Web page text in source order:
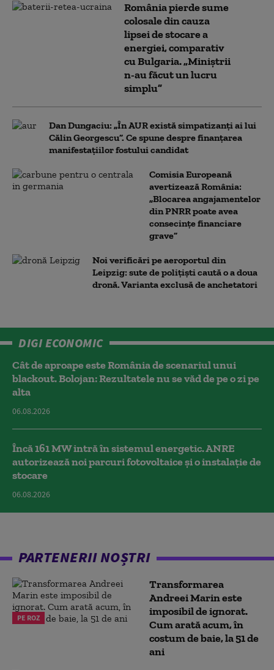
România pierde sume
colosale din cauza
lipsei de stocare a
energiei, comparativ
cu Bulgaria. „Miniștrii
n-au făcut un lucru
simplu”
Dan Dungaciu: „În AUR există simpatizanți ai lui
Călin Georgescu”. Ce spune despre finanțarea
manifestațiilor fostului candidat
Comisia Europeană
avertizează România:
„Blocarea angajamentelor
din PNRR poate avea
consecințe financiare
grave”
Noi verificări pe aeroportul din
Leipzig: sute de polițiști caută o a doua
dronă. Varianta exclusă de anchetatori
DIGI ECONOMIC
Cât de aproape este România de scenariul unui
blackout. Bolojan: Rezultatele nu se văd de pe o zi pe
alta
06.08.2026
Încă 161 MW intră în sistemul energetic. ANRE
autorizează noi parcuri fotovoltaice și o instalație de
stocare
06.08.2026
PARTENERII NOȘTRI
PE ROZ
Transformarea
Andreei Marin este
imposibil de ignorat.
Cum arată acum, în
costum de baie, la 51 de
ani